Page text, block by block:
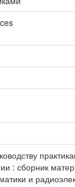
: сборник
и